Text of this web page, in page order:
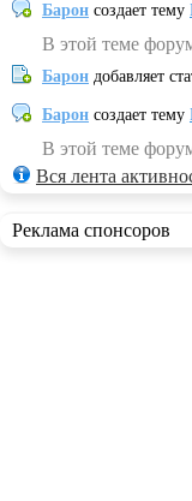
Барон создает тему
В этой теме
Барон добавляет
Барон создает тему
В этой теме
Вся лента
Реклама спонсоров